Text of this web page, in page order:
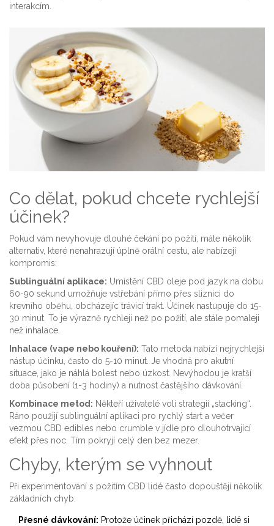
interakcím.
Co dělat, pokud chcete rychlejší
účinek?
Pokud vám nevyhovuje dlouhé čekání po požití, máte několik
alternativ, které nenahrazují úplně orální cestu, ale nabízejí
kompromis:
Sublinguální aplikace: Umístění CBD oleje pod jazyk na dobu
60-90 sekund umožňuje vstřebání přímo přes sliznici do
krevního oběhu, obcházejíc trávicí trakt. Účinek nastupuje do 15-
30 minut. To je výrazně rychleji než po požití, ale stále pomaleji
než inhalace.
Inhalace (vape nebo kouření): Tato metoda nabízí nejrychlejší
nástup účinku, často do 5-10 minut. Je vhodná pro akutní
situace, jako je náhlá bolest nebo úzkost. Nevýhodou je kratší
doba působení (1-3 hodiny) a nutnost častějšího dávkování.
Kombinace metod: Někteří uživatelé volí strategii „stacking“.
Ráno použijí sublinguální aplikaci pro rychlý start a večer
vezmou CBD edibles nebo crumble v jídle pro dlouhotrvající
efekt přes noc. Tím pokryjí celý den bez mezer.
Chyby, kterým se vyhnout
Při experimentování s požitím CBD lidé často dopouštějí několik
základních chyb:
Přesné dávkování: Protože účinek přichází pozdě, lidé si